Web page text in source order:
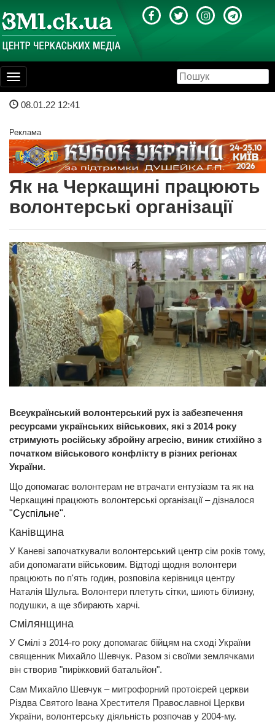
Toggle
navigation
08.01.22 12:41
Реклама
Як на Черкащині працюють
волонтерські організації
Всеукраїнський волонтерський рух із забезпечення
ресурсами українських військових, які з 2014 року
стримують російську збройну агресію, виник стихійно з
початком військового конфлікту в різних регіонах
України.
Що допомагає волонтерам не втрачати ентузіазм та як на
Черкащині працюють волонтерські організації – дізналося
"Суспільне".
Канівщина
У Каневі започаткували волонтерський центр сім років тому,
аби допомагати військовим. Відтоді щодня волонтери
працюють по п'ять годин, розповіла керівниця центру
Наталія Шульга. Волонтери плетуть сітки, шиють білизну,
подушки, а ще збирають харчі.
Смілянщина
У Смілі з 2014-го року допомагає бійцям на сході України
священник Михайло Шевчук. Разом зі своїми землячками
він створив "пиріжковий батальйон".
Сам Михайло Шевчук – митрофорний протоієрей церкви
Різдва Святого Івана Хрестителя Православної Церкви
України, волонтерську діяльність розпочав у 2004-му.